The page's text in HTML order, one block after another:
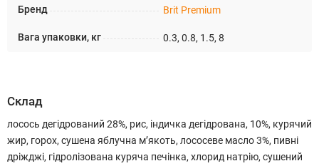
Бренд Brit Premium
Вага упаковки, кг 0.3, 0.8, 1.5, 8
Склад
лосось дегідрований 28%, рис, індичка дегідрована, 10%, курячий
жир, горох, сушена яблучна м’якоть, лососеве масло 3%, пивні
дріжджі, гідролізована куряча печінка, хлорид натрію, сушений